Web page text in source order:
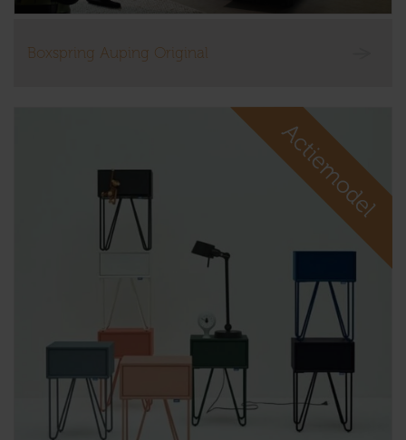
Boxspring Auping Original